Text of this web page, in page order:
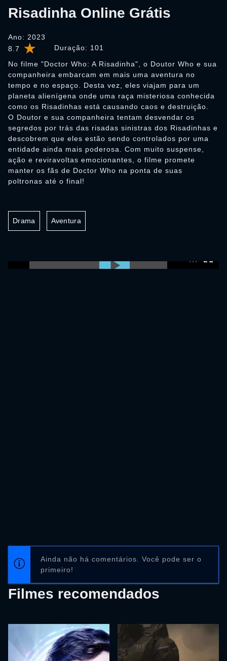
8.7 Duração: 101
Risadinha Online Grátis
Ano: 2023
No filme "Doctor Who: A Risadinha", o Doutor Who e sua
companheira embarcam em mais uma aventura no
tempo e no espaço. Desta vez, eles viajam para um
planeta alienígena onde uma raça misteriosa conhecida
como os Risadinhas está causando caos e destruição.
O Doutor e sua companheira tentam desvendar os
segredos por trás das risadas sinistras dos Risadinhas e
descobrem que eles estão sendo controlados por uma
entidade ainda mais poderosa. Com muito suspense,
ação e reviravoltas emocionantes, o filme promete
manter os fãs de Doctor Who na ponta de suas
poltronas até o final!
Drama Aventura
Ainda não há comentários. Você pode ser o
primeiro!
Filmes recomendados